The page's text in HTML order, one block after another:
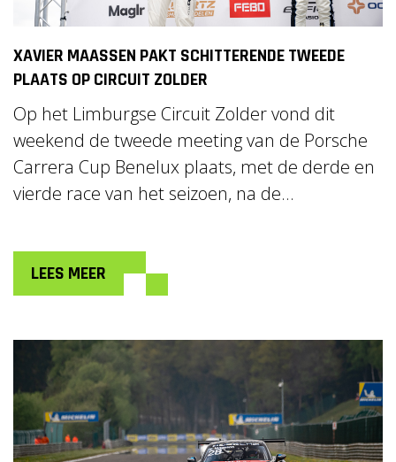
XAVIER MAASSEN PAKT SCHITTERENDE TWEEDE
PLAATS OP CIRCUIT ZOLDER
Op het Limburgse Circuit Zolder vond dit
weekend de tweede meeting van de Porsche
Carrera Cup Benelux plaats, met de derde en
vierde race van het seizoen, na de...
LEES MEER